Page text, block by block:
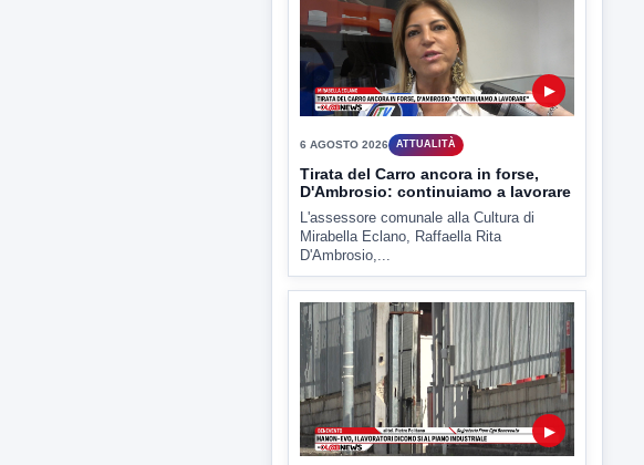
Miasmi, Comitati dal Prefetto: non
lasciateci soli
Comitati dal Prefetto Moscarella. Oltre a
rendere noto il flash...
6 AGOSTO 2026 ATTUALITÀ
Tirata del Carro ancora in forse,
D'Ambrosio: continuiamo a lavorare
L'assessore comunale alla Cultura di
Mirabella Eclano, Raffaella Rita
D'Ambrosio,...